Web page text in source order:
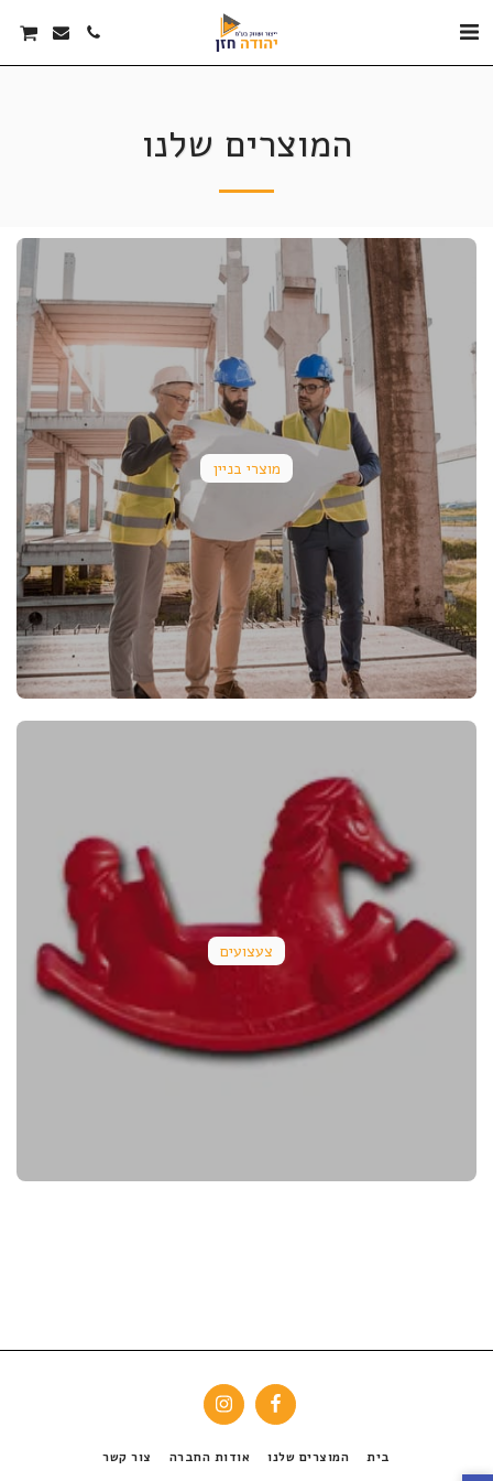
המוצרים שלנו
מוצרי בניין
צעצועים
בית המוצרים שלנו אודות החברה צור קשר